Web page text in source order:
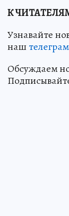
К
Узнавайте
наш
Обсуждаем